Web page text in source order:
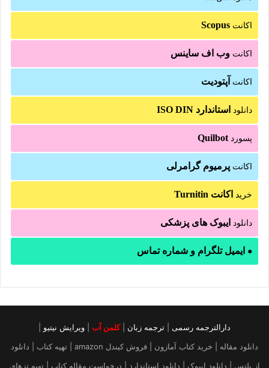
اکانت Scopus
اکانت وب اف ساینس
اکانت آپتودیت
دانلود استاندارد ISO DIN
پسورد Quilbot
اکانت پرمیوم گرامرلی
خرید اکانت Turnitin
دانلود ایبوک های پزشکی
● ایمیل تلگرام و شماره تماس
دارالترجمه رسمی ترجمه زبان |کلمن آب ویرایش نیتیو
دانلود مقاله | خرید کتاب آمازون | فروش کیندل amazon | تهیه کتاب | دانلود
از پلتس | دانلود ایبوک | دانلود استاندارد | درخواست مقاله کتاب | تهیه تزهای